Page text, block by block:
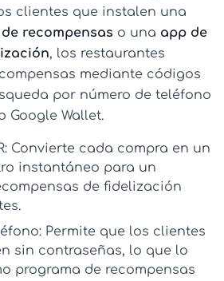
clientes que instalen una
recompensas o una app de
, los restaurantes
mediante códigos
por número de teléfono
Google Wallet.
Convierte cada compra en un
instantáneo para un
de fidelización
.
Permite que los clientes
sin contraseñas, lo que lo
programa de recompensas